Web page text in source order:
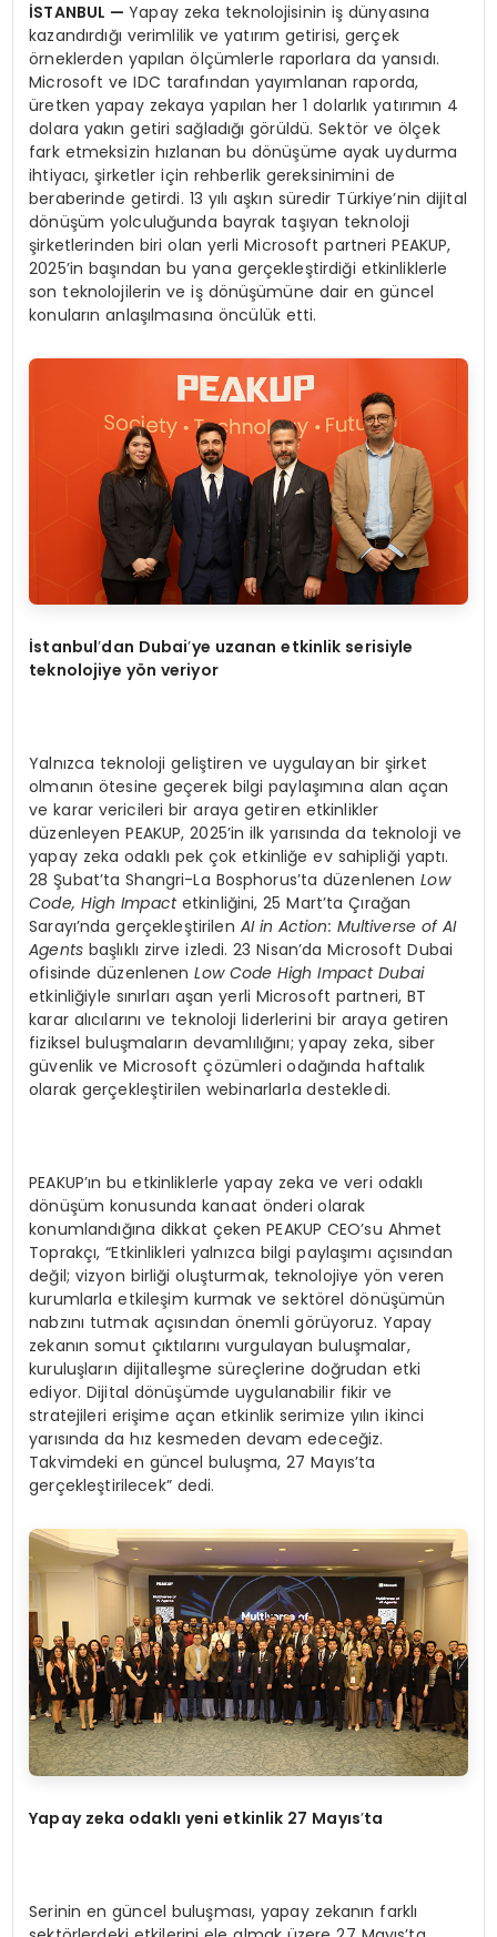
İSTANBUL —Yapay zeka teknolojisinin iş dünyasına
kazandırdığı verimlilik ve yatırım getirisi, gerçek
örneklerden yapılan ölçümlerle raporlara da yansıdı.
Microsoft ve IDC tarafından yayımlanan raporda,
üretken yapay zekaya yapılan her 1 dolarlık yatırımın 4
dolara yakın getiri sağladığı görüldü. Sektör ve ölçek
fark etmeksizin hızlanan bu dönüşüme ayak uydurma
ihtiyacı, şirketler için rehberlik gereksinimini de
beraberinde getirdi. 13 yılı aşkın süredir Türkiye’nin dijital
dönüşüm yolculuğunda bayrak taşıyan teknoloji
şirketlerinden biri olan yerli Microsoft partneri PEAKUP,
2025’in başından bu yana gerçekleştirdiği etkinliklerle
son teknolojilerin ve iş dönüşümüne dair en güncel
konuların anlaşılmasına öncülük etti.
İstanbul’dan Dubai’ye uzanan etkinlik serisiyle
teknolojiye yön veriyor
Yalnızca teknoloji geliştiren ve uygulayan bir şirket
olmanın ötesine geçerek bilgi paylaşımına alan açan
ve karar vericileri bir araya getiren etkinlikler
düzenleyen PEAKUP, 2025’in ilk yarısında da teknoloji ve
yapay zeka odaklı pek çok etkinliğe ev sahipliği yaptı.
28 Şubat’ta Shangri-La Bosphorus’ta düzenlenenLow
Code, High Impactetkinliğini, 25 Mart’ta Çırağan
Sarayı’nda gerçekleştirilen AI in Action: Multiverse of AI
Agents başlıklı zirve izledi. 23 Nisan’da Microsoft Dubai
ofisinde düzenlenenLow Code High Impact Dubai
etkinliğiyle sınırları aşan yerli Microsoft partneri, BT
karar alıcılarını ve teknoloji liderlerini bir araya getiren
fiziksel buluşmaların devamlılığını; yapay zeka, siber
güvenlik ve Microsoft çözümleri odağında haftalık
olarak gerçekleştirilen webinarlarla destekledi.
PEAKUP’ın bu etkinliklerle yapay zeka ve veri odaklı
dönüşüm konusunda kanaat önderi olarak
konumlandığına dikkat çeken PEAKUP CEO’su Ahmet
Toprakçı, “Etkinlikleri yalnızca bilgi paylaşımı açısından
değil; vizyon birliği oluşturmak, teknolojiye yön veren
kurumlarla etkileşim kurmak ve sektörel dönüşümün
nabzını tutmak açısından önemli görüyoruz. Yapay
zekanın somut çıktılarını vurgulayan buluşmalar,
kuruluşların dijitalleşme süreçlerine doğrudan etki
ediyor. Dijital dönüşümde uygulanabilir fikir ve
stratejileri erişime açan etkinlik serimize yılın ikinci
yarısında da hız kesmeden devam edeceğiz.
Takvimdeki en güncel buluşma, 27 Mayıs’ta
gerçekleştirilecek” dedi.
Yapay zeka odaklı yeni etkinlik 27 Mayıs’ta
Serinin en güncel buluşması, yapay zekanın farklı